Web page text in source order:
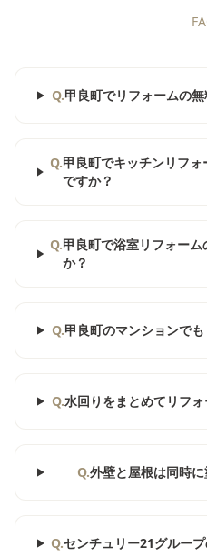
Q.甲良町でリフォームの
Q.甲良町でキッチンリフ
ですか？
Q.甲良町で浴室リフォー
か？
Q.甲良町のマンションで
Q.水回りをまとめてリフ
Q.外壁と屋根は同時
Q.センチュリー21グルー